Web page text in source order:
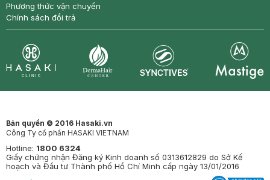
Phương thức vận chuyển
Chính sách đổi trả
Bản quyền © 2016 Hasaki.vn
Công Ty cổ phần HASAKI VIETNAM
Hotline: 1800 6324
Giấy chứng nhận Đăng ký Kinh doanh số 0313612829 do Sở Kế
hoạch và Đầu tư Thành phố Hồ Chí Minh cấp ngày 13/01/2016